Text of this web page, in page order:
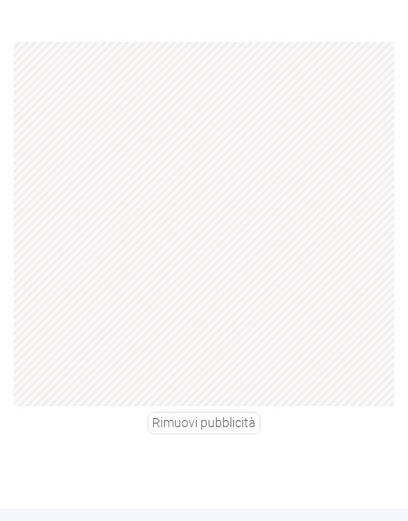
Rimuovi pubblicità